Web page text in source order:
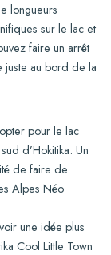
longueurs
sur le lac et
faire un arrêt
juste au bord de la
pour le lac
d’Hokitika. Un
de faire de
Alpes Néo
une idée plus
Cool Little Town